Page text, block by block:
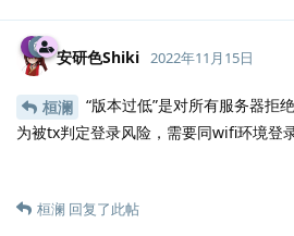
安研色Shiki 2022年11月15日
桓澜
“版本过低”是对所有服务器拒
为被tx判定登录风险，需要同wifi环境登
桓澜 回复了此帖